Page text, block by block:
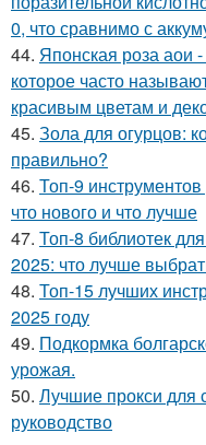
0, что сравнимо с
44. Японская роза аои
которое часто
красивым цветам и
45. Зола для огурцов:
правильно?
46. Топ-9
что нового и что лучше
47. Топ-8 библиотек
2025: что лучше
48. Топ-15 лучших
2025 году
49. Подкормка
урожая.
50. Лучшие прокси для
руководство